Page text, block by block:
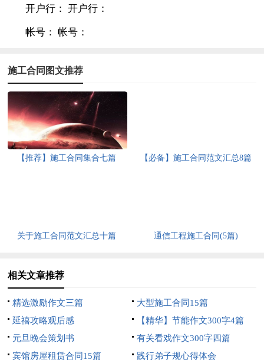
开户行： 开户行：
帐号： 帐号：
施工合同图文推荐
【推荐】施工合同集合七篇 【必备】施工合同范文汇总8篇
关于施工合同范文汇总十篇 通信工程施工合同(5篇)
相关文章推荐
精选激励作文三篇
大型施工合同15篇
延禧攻略观后感
【精华】节能作文300字4篇
元旦晚会策划书
有关看戏作文300字四篇
宾馆房屋租赁合同15篇
践行弟子规心得体会